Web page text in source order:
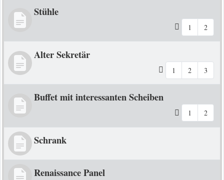
Stühle
1 2
Alter Sekretär
1 2 3
Buffet mit interessanten Scheiben
1 2
Schrank
Renaissance Panel